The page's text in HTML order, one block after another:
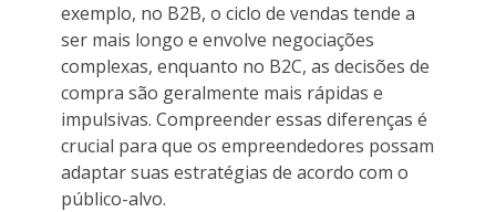
exemplo, no B2B, o ciclo de vendas tende a
ser mais longo e envolve negociações
complexas, enquanto no B2C, as decisões de
compra são geralmente mais rápidas e
impulsivas. Compreender essas diferenças é
crucial para que os empreendedores possam
adaptar suas estratégias de acordo com o
público-alvo.